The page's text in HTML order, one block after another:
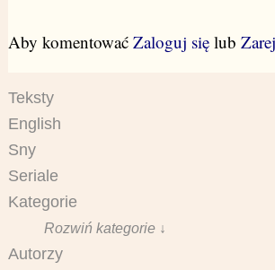
Aby komentować Zaloguj sięlub
Teksty
English
Sny
Seriale
Kategorie
Rozwiń kategorie ↓
Autorzy